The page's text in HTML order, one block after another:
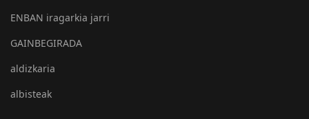
ENBAN iragarkia jarri
GAINBEGIRADA
aldizkaria
albisteak